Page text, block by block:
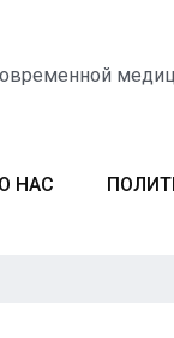
О НАС